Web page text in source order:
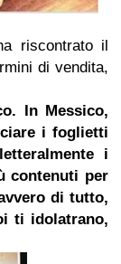
riscontrato il
di vendita,
In Messico,
i foglietti
i
contenuti per
di tutto,
ti idolatrano,